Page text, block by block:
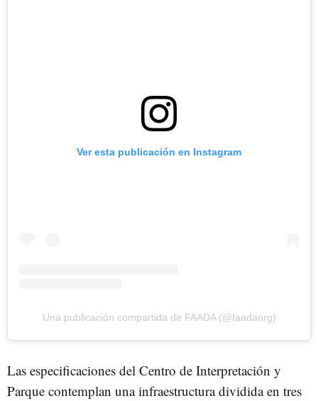
Ver esta publicación en Instagram
Una publicación compartida de FAADA (@faadaorg)
Las especificaciones del Centro de Interpretación y
Parque contemplan una infraestructura dividida en tres